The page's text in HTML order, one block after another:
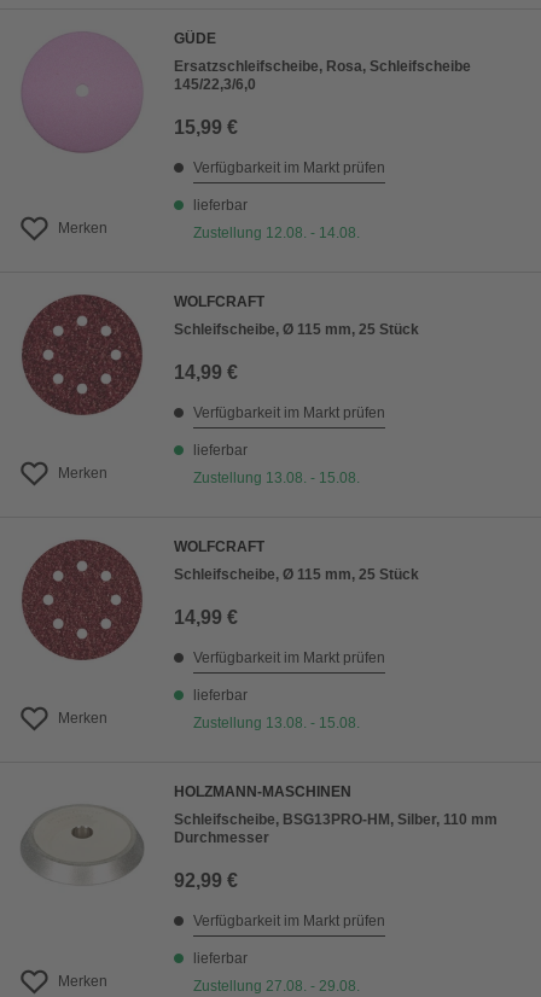
Merken
GÜDE
Ersatzschleifscheibe, Rosa, Schleifscheibe
145/22,3/6,0
15,99 €
Verfügbarkeit im Markt prüfen
lieferbar
Zustellung 12.08. - 14.08.
Merken
WOLFCRAFT
Schleifscheibe, Ø 115 mm, 25 Stück
14,99 €
Verfügbarkeit im Markt prüfen
lieferbar
Zustellung 13.08. - 15.08.
Merken
WOLFCRAFT
Schleifscheibe, Ø 115 mm, 25 Stück
14,99 €
Verfügbarkeit im Markt prüfen
lieferbar
Zustellung 13.08. - 15.08.
Merken
HOLZMANN-MASCHINEN
Schleifscheibe, BSG13PRO-HM, Silber, 110 mm
Durchmesser
92,99 €
Verfügbarkeit im Markt prüfen
lieferbar
Zustellung 27.08. - 29.08.